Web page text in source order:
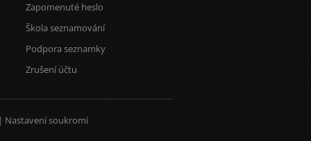
Zapomenuté heslo
Škola seznamování
Podpora seznamky
Zrušení účtu
| Nastavení soukromí